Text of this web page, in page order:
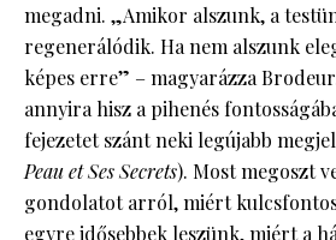
megadni. „Amikor alszunk, a
regenerálódik. Ha nem alszunk
képes erre” – magyarázza
annyira hisz a pihenés
fejezetet szánt neki legújabb
Peau et Ses Secrets). Most megoszt
gondolatot arról, miért
egyre idősebbek leszünk, miért a